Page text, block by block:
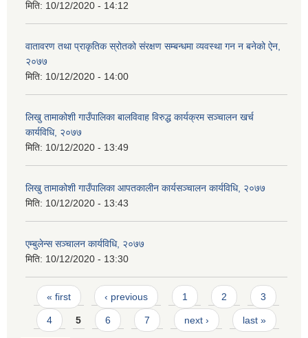
मिति: 10/12/2020 - 14:12
वातावरण तथा प्राकृतिक स्रोतको संरक्षण सम्बन्धमा व्यवस्था गन न बनेको ऐन,
२०७७
मिति: 10/12/2020 - 14:00
लिखु तामाकोशी गाउँपालिका बालविवाह विरुद्ध कार्यक्रम सञ्चालन खर्च
कार्यविधि, २०७७
मिति: 10/12/2020 - 13:49
लिखु तामाकोशी गाउँपालिका आपतकालीन कार्यसञ्चालन कार्यविधि, २०७७
मिति: 10/12/2020 - 13:43
एम्बुलेन्स सञ्चालन कार्यविधि, २०७७
मिति: 10/12/2020 - 13:30
Pages
« first ‹ previous 1 2 3
4 5 6 7 next › last »